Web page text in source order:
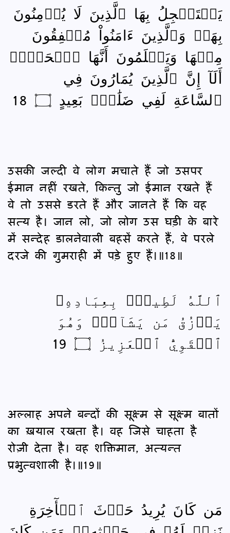
يَسۡتَعۡجِلُ بِهَا ٱلَّذِينَ لَا يُؤۡمِنُونَ
بِهَاۖ وَٱلَّذِينَ ءَامَنُواْ مُشۡفِقُونَ
مِنۡهَا وَيَعۡلَمُونَ أَنَّهَا ٱلۡحَقُّۗ
أَلَآ إِنَّ ٱلَّذِينَ يُمَارُونَ فِي
ٱلسَّاعَةِ لَفِي ضَلَٰلِۭ بَعِيدٍ ۝ 18
उसकी जल्दी वे लोग मचाते हैं जो उसपर
ईमान नहीं रखते, किन्तु जो ईमान रखते हैं
वे तो उससे डरते हैं और जानते हैं कि वह
सत्य है। जान लो, जो लोग उस घड़ी के बारे
में सन्देह डालनेवाली बहसें करते हैं, वे परले
दरजे की गुमराही में पड़े हुए हैं।॥18॥
ٱللَّهُ لَطِيفُۢ بِعِبَادِهِۦ
يَرۡزُقُ مَن يَشَآءُۖ وَهُوَ
ٱلۡقَوِيُّ ٱلۡعَزِيزُ ۝ 19
अल्लाह अपने बन्दों की सूक्ष्‍म से सूक्ष्‍म बातों
का ख़याल रखता है। वह जिसे चाहता है
रोज़ी देता है। वह शक्तिमान, अत्यन्त
प्रभुत्वशाली है।॥19॥
مَن كَانَ يُرِيدُ حَرۡثَ ٱلۡأٓخِرَةِ